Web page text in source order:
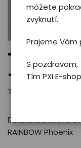
môžete
zvyknutí.
Prajeme Vám
S pozdravom,
Tím PXI E-
Tričko
- kid/
Detské bavlnené
RAINBOW Phoenix